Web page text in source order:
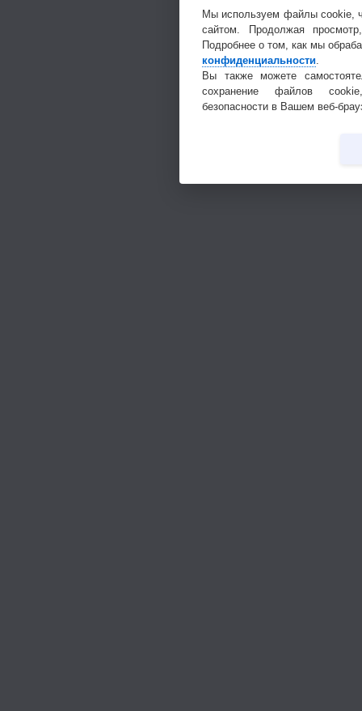
Мы используем файлы cookie,
сайтом. Продолжая
Подробнее о том, как мы
конфиденциальности.
Вы также можете
сохранение файлов
безопасности в Вашем веб-